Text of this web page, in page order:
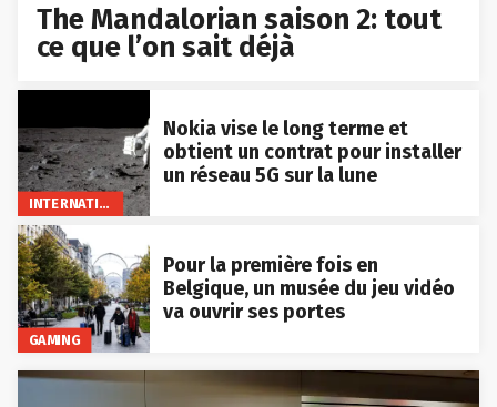
The Mandalorian saison 2: tout
ce que l’on sait déjà
INTERNATIONAL
Nokia vise le long terme et
obtient un contrat pour installer
un réseau 5G sur la lune
GAMING
Pour la première fois en
Belgique, un musée du jeu vidéo
va ouvrir ses portes